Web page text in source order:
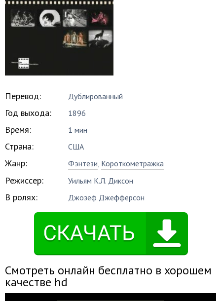
Перевод: Дублированный
Год выхода: 1896
Время: 1 мин
Страна: США
Жанр: Фэнтези, Короткометражка
Режиссер: Уильям К.Л. Диксон
В ролях: Джозеф Джефферсон
Смотреть онлайн бесплатно в хорошем
качестве hd